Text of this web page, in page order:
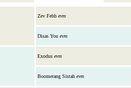
Zev Febb evm
Disas You evm
Exodus evm
Boomerang Sistah evm